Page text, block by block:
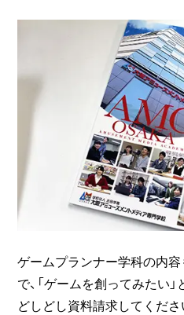
ゲームプランナー学科の内
で、「ゲームを創ってみたい」
どしどし資料請求してくださ